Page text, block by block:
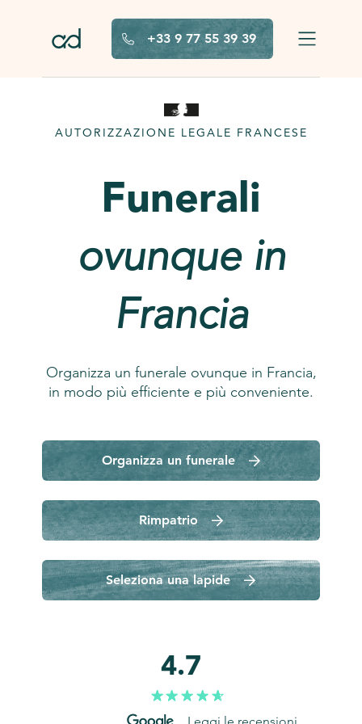
+33 9 77 55 39 39
AUTORIZZAZIONE LEGALE FRANCESE
Funerali
ovunque in
Francia
Organizza un funerale ovunque in Francia,
in modo più efficiente e più conveniente.
Organizza un funerale
Rimpatrio
Seleziona una lapide
4.7